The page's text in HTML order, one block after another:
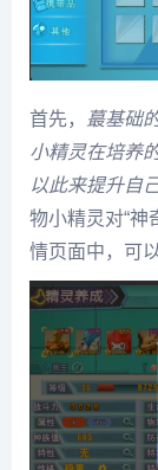
首先，
蕞基础
小精灵在培养
以此来提升自
物小精灵对“神
情页面中，可